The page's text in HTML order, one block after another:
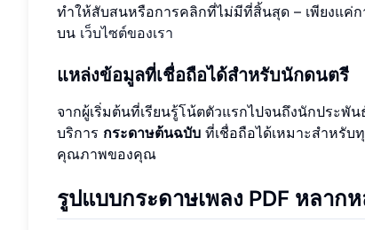
ทำให้สับสนหรือการคลิกที่ไม่มีที่สิ้นสุด – เพียงแค่
บน เว็บไซต์ของเรา
แหล่งข้อมูลที่เชื่อถือได้สำหรับนักดนตรี
จากผู้เริ่มต้นที่เรียนรู้โน้ตตัวแรกไปจนถึงนักประ
บริการ กระดาษต้นฉบับ ที่เชื่อถือได้เหมาะสำหรับ
คุณภาพของคุณ
รูปแบบกระดาษเพลง PDF หลาก